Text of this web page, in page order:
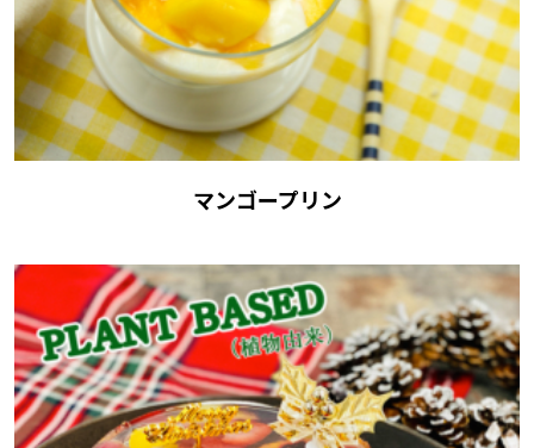
マンゴープリン